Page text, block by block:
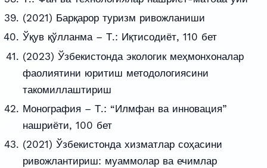
(2021) Барқарор туризм ривожланиши
Ўқув қўлланма – Т.: Иқтисодиёт, 110 бет
(2023) Ўзбекистонда экологик меҳмонхоналар
фаолиятини юритиш методологиясини
такомиллаштириш
Монография – Т.: “Илмфан ва инновация”
нашриёти, 100 бет
(2021) Ўзбекистонда хизматлар соҳасини
ривожлантириш: муаммолар ва ечимлар